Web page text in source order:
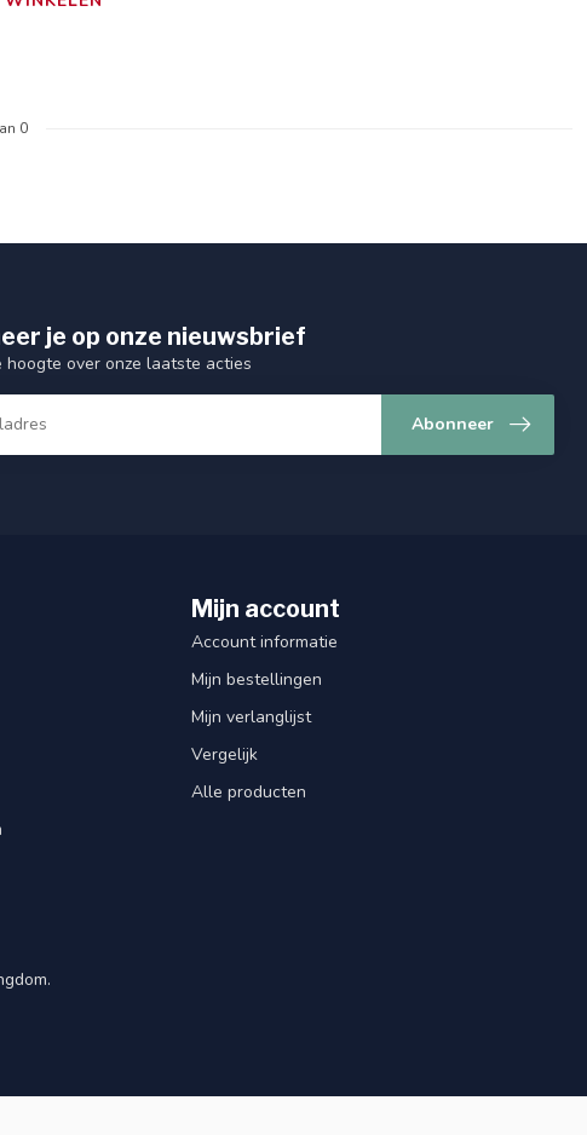
0
je op onze nieuwsbrief
hoogte over onze laatste acties
Abonneer
Mijn account
Account informatie
Mijn bestellingen
Mijn verlanglijst
Vergelijk
Alle producten